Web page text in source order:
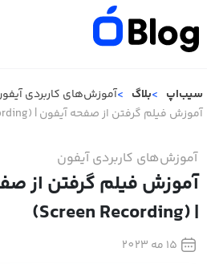
سیب‌اپ بلاگ
آموزش‌های کاربردی
آموزش فیلم گرفتن از صفحه آیفون | (Screen Recording)
آموزش‌های کاربردی آیفون
آموزش فیلم گرفتن از
| (Screen Recording)
15 مه 2023